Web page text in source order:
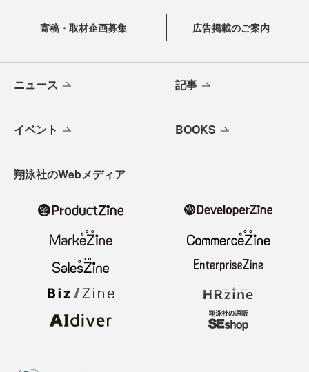
寄稿・取材企画募集 広告掲載のご案内
ニュース 記事
イベント BOOKS
翔泳社のWebメディア